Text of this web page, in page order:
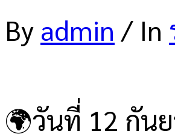
By admin / In
🌍วันที่ 12 กัน